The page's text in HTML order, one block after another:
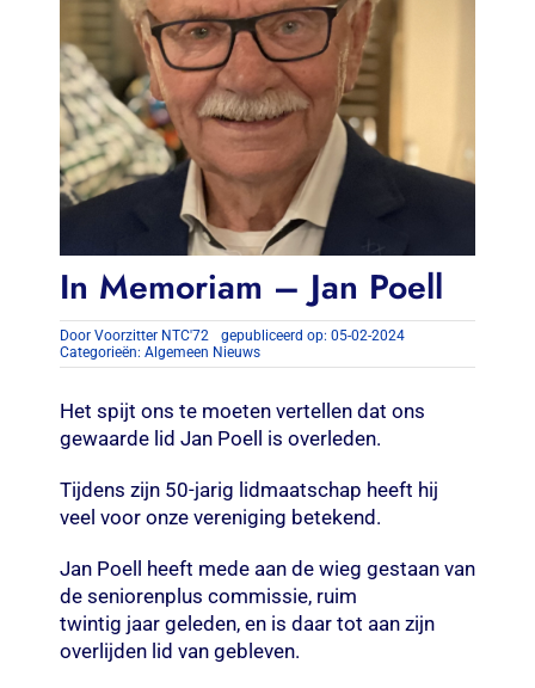
In Memoriam – Jan Poell
Door Voorzitter NTC'72
gepubliceerd op: 05-02-2024
Categorieën: Algemeen Nieuws
Het spijt ons te moeten vertellen dat ons
gewaarde lid Jan Poell is overleden.
Tijdens zijn 50-jarig lidmaatschap heeft hij
veel voor onze vereniging betekend.
Jan Poell heeft mede aan de wieg gestaan van
de seniorenplus commissie, ruim
twintig jaar geleden, en is daar tot aan zijn
overlijden lid van gebleven.